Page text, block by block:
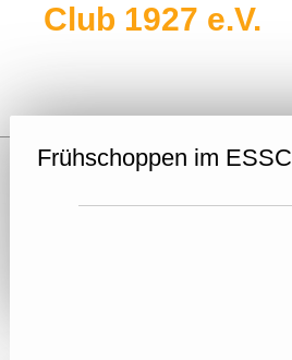
Club 1927 e.V.
Frühschoppen im ESSC